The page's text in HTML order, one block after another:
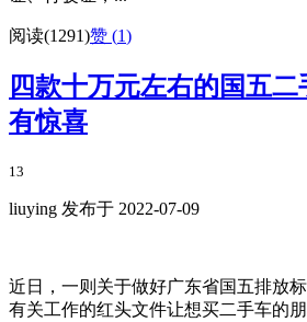
阅读(1291)赞 (1)
四款十万元左右的国五
有惊喜
13
liuying 发布于 2022-07-09
近日，一则关于做好广东省国五排放
有关工作的红头文件让想买二手车的